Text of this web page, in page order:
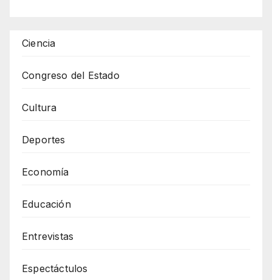
Ciencia
Congreso del Estado
Cultura
Deportes
Economía
Educación
Entrevistas
Espectáctulos